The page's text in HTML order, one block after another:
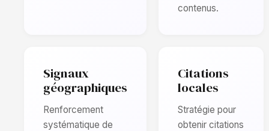
contenus.
Signaux
géographiques
Renforcement
systématique de
Citations
locales
Stratégie pour
obtenir citations